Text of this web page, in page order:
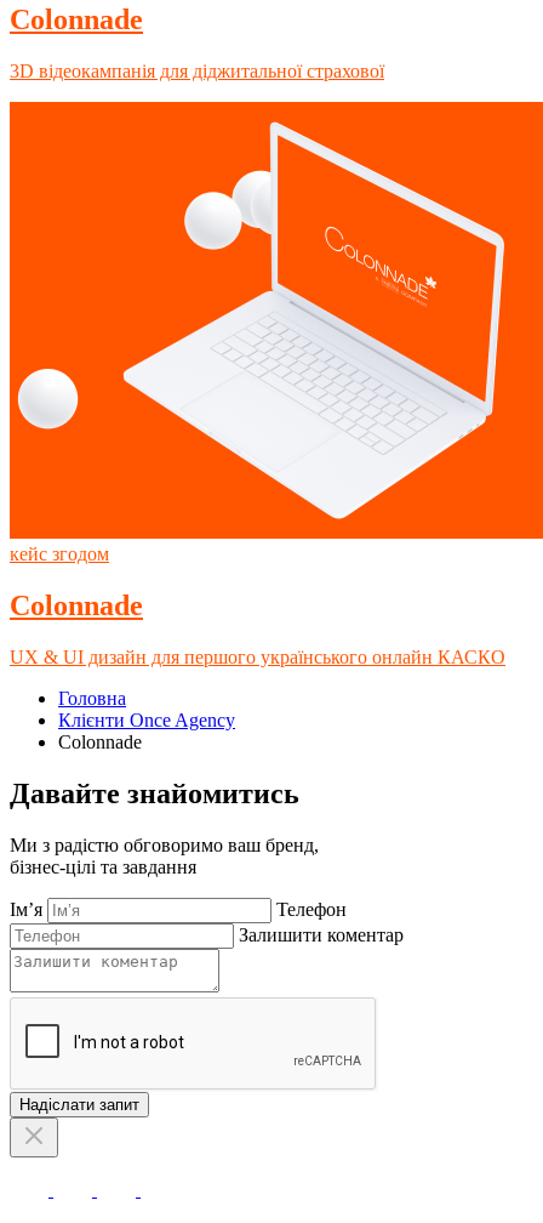
Colonnade
3D відеокампанія для діджитальної страхової
кейс згодом
Colonnade
UX & UI дизайн для першого українського онлайн КАСКО
Головна
Клієнти Once Agency
Colonnade
Давайте знайомитись
Ми з радістю обговоримо ваш бренд,
бізнес-цілі та завдання
Ім’я
Телефон
Залишити коментар
Надіслати запит